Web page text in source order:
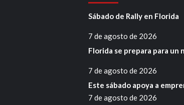
Sábado de Rally en Florida
7 de agosto de 2026
Florida se prepara para un
7 de agosto de 2026
Este sábado apoya a
7 de agosto de 2026